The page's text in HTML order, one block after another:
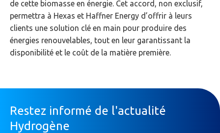
de cette biomasse en énergie. Cet accord, non exclusif,
permettra à Hexas et Haffner Energy d’offrir à leurs
clients une solution clé en main pour produire des
énergies renouvelables, tout en leur garantissant la
disponibilité et le coût de la matière première.
Restez informé de l'actualité
Hydrogène